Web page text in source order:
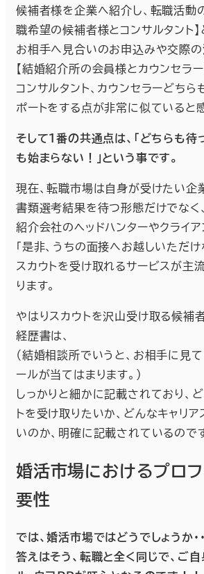
候補者様を企業へ紹介し、転職活動
職希望の候補者様とコンサルタント】
お相手へ見合いのお申込みや交際
【結婚紹介所の会員様とカウンセラー
コンサルタント、カウンセラーどちら
ポートをする点が非常に似ていると
そして１番の共通点は、「どちらも
も始まらない！」という事です。
現在、転職市場は自身が受けたい企
書類選考結果を待つ形態だけでなく、
紹介会社のヘッドハンターやクライ
「是非、うちの面接へお越しいただ
スカウトを受け取れるサービスが主
ります。
やはりスカウトを沢山受け取る候補
経歴書は、
（結婚相談所でいうと、お相手に見
ールが当てはまります。）
しっかりと細かに記載されており、
トを受け取りたいか、どんなキャリ
いのか、明確に記載されているので
婚活市場におけるプロ
要性
では、婚活市場ではどうでしょうか・・
答えはそう、転職と全く同じで、ご